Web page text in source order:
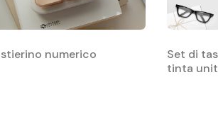
numerico
Set di
tinta